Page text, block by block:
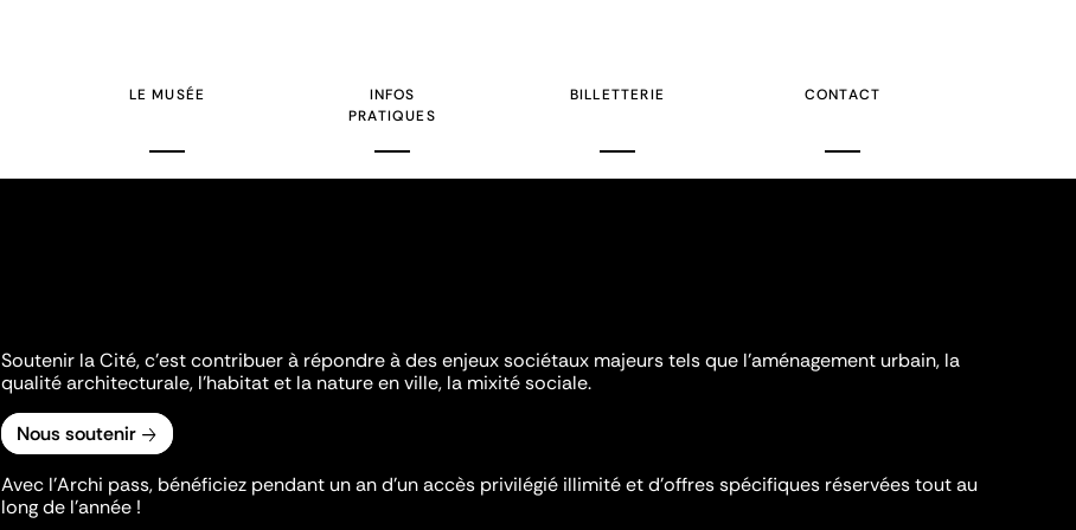
LE MUSÉE
INFOS
PRATIQUES
BILLETTERIE CONTACT
Soutenir la Cité, c'est contribuer à répondre à des enjeux sociétaux majeurs tels que l'aménagement urbain, la
qualité architecturale, l'habitat et la nature en ville, la mixité sociale.
Nous soutenir
Avec l’Archi pass, bénéficiez pendant un an d’un accès privilégié illimité et d’offres spécifiques réservées tout au
long de l’année !